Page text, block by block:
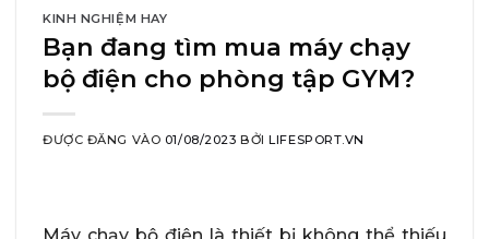
KINH NGHIỆM HAY
Bạn đang tìm mua máy chạy
bộ điện cho phòng tập GYM?
ĐƯỢC ĐĂNG VÀO 01/08/2023 BỞILIFESPORT.VN
Máy chạy bộ điện là thiết bị không thể thiếu